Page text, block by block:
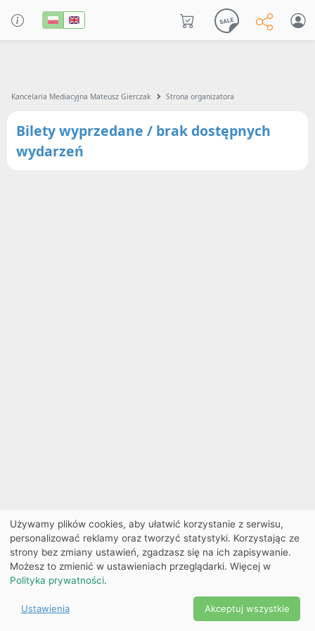
Kancelaria Mediacyjna Mateusz Gierczak Strona organizatora
Bilety wyprzedane / brak dostępnych
wydarzeń
Ekobilet2026 |
Ustawienia
cookies
2026
Używamy plików cookies, aby ułatwić korzystanie z serwisu,
personalizować reklamy oraz tworzyć statystyki. Korzystając ze
strony bez zmiany ustawień, zgadzasz się na ich zapisywanie.
Możesz to zmienić w ustawieniach przeglądarki. Więcej w
Polityka prywatności.
Ustawienia Akceptuj wszystkie